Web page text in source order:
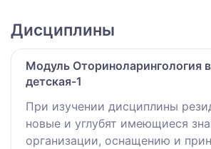
Дисциплины
Модуль Оториноларингология
детская-1
При изучении дисциплины
новые и углубят имеющиеся
организации, оснащению и